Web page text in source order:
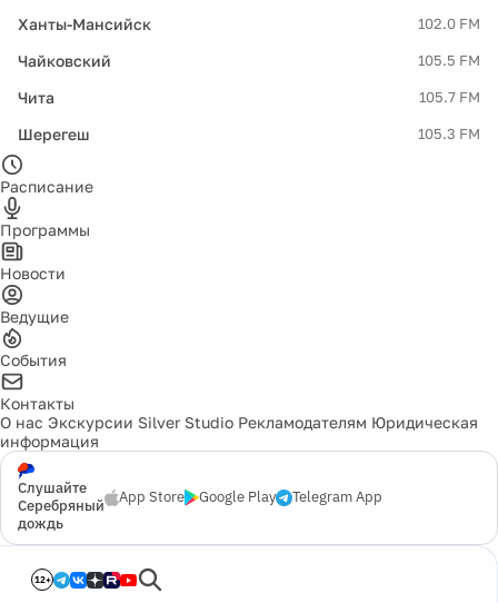
Ханты-Мансийск 102.0 FM
Чайковский 105.5 FM
Чита 105.7 FM
Шерегеш 105.3 FM
Расписание
Программы
Новости
Ведущие
События
Контакты
О нас Экскурсии Silver Studio Рекламодателям Юридическая
информация
Слушайте
Серебряный
дождь
App Store Google Play Telegram App
12+